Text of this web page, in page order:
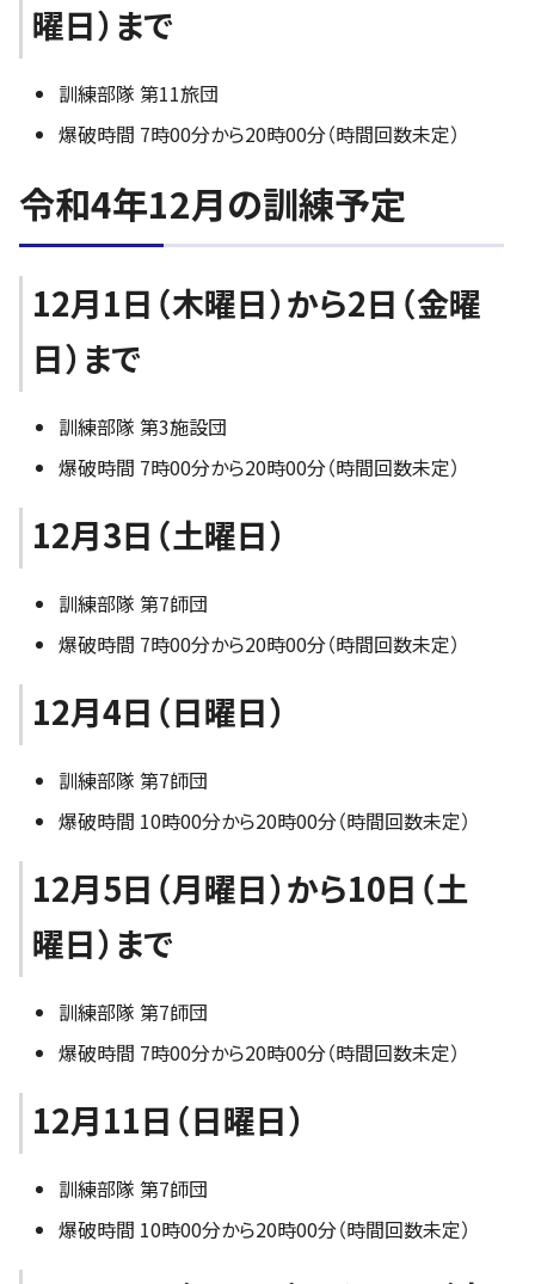
曜日）まで
訓練部隊 第11旅団
爆破時間 7時00分から20時00分（時間回数未定）
令和4年12月の訓練予定
12月1日（木曜日）から2日（金曜
日）まで
訓練部隊 第3施設団
爆破時間 7時00分から20時00分（時間回数未定）
12月3日（土曜日）
訓練部隊 第7師団
爆破時間 7時00分から20時00分（時間回数未定）
12月4日（日曜日）
訓練部隊 第7師団
爆破時間 10時00分から20時00分（時間回数未定）
12月5日（月曜日）から10日（土
曜日）まで
訓練部隊 第7師団
爆破時間 7時00分から20時00分（時間回数未定）
12月11日（日曜日）
訓練部隊 第7師団
爆破時間 10時00分から20時00分（時間回数未定）